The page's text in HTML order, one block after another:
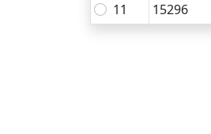
11
15296